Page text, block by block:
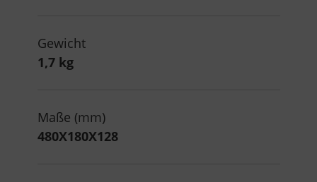
Gewicht
1,7 kg
Maße (mm)
480X180X128